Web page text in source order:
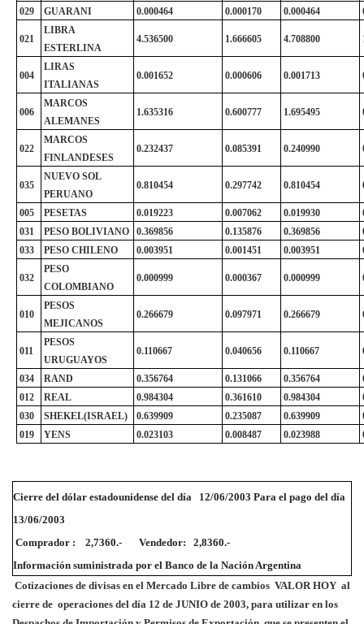
029 GUARANI 0.000464 0.000170 0.000464
021
LIBRA
ESTERLINA
4.536500 1.666605 4.708800
004
LIRAS
ITALIANAS
0.001652 0.000606 0.001713
006
MARCOS
ALEMANES
1.635316 0.600777 1.695495
022
MARCOS
FINLANDESES
0.232437 0.085391 0.240990
035
NUEVO SOL
PERUANO
0.810454 0.297742 0.810454
005 PESETAS 0.019223 0.007062 0.019930
031
PESO BOLIVIANO 0.369856 0.135876 0.369856
033
PESO CHILENO 0.003951 0.001451 0.003951
032
PESO
COLOMBIANO
0.000999 0.000367 0.000999
010
PESOS
MEJICANOS
0.266679 0.097971 0.266679
011
PESOS
URUGUAYOS
0.110667 0.040656 0.110667
034 RAND 0.356764 0.131066 0.356764
012
REAL 0.984304 0.361610 0.984304
030
SHEKEL(ISRAEL) 0.639909 0.235087 0.639909
019
YENS 0.023103 0.008487 0.023988
Cierre del dólar estadounidense del día
12/06/2003 Para el pago del día
13/06/2003
Comprador :
2,7360.- Vendedor:
2,8360.-
Información suministrada por el Banco de la Nación Argentina
Cotizaciones de divisas en el Mercado Libre de cambios VALOR HOY al
cierre de operaciones del día 12 de JUNIO de 2003, para utilizar en los